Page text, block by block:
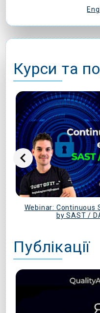
Курси та
Webinar: Continuous
by SAST /
Публікації